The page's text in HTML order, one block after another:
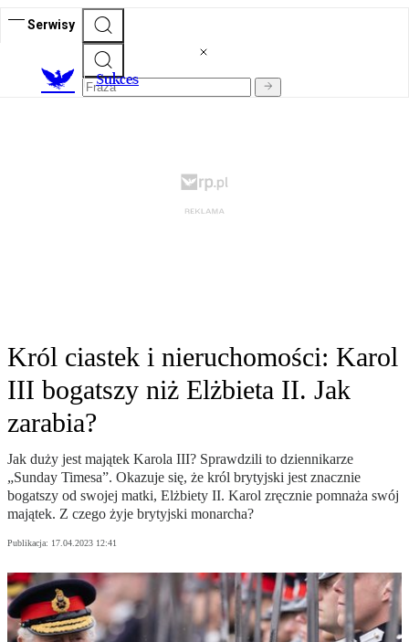
Serwisy
Sukces
Król ciastek i nieruchomości: Karol
III bogatszy niż Elżbieta II. Jak
zarabia?
Jak duży jest majątek Karola III? Sprawdzili to dziennikarze
„Sunday Timesa”. Okazuje się, że król brytyjski jest znacznie
bogatszy od swojej matki, Elżbiety II. Karol zręcznie pomnaża swój
majątek. Z czego żyje brytyjski monarcha?
Publikacja: 17.04.2023 12:41